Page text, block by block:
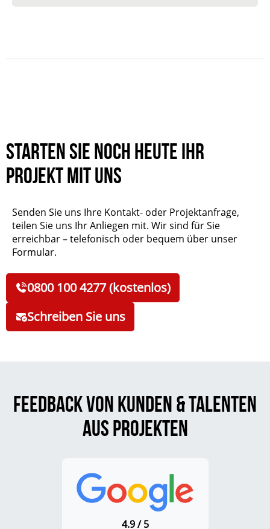
Starten Sie noch heute Ihr
Projekt mit uns
Senden Sie uns Ihre Kontakt- oder Projektanfrage,
teilen Sie uns Ihr Anliegen mit. Wir sind für Sie
erreichbar – telefonisch oder bequem über unser
Formular.
0800 100 4277 (kostenlos)
Schreiben Sie uns
Feedback von Kunden & Talenten
aus Projekten
4.9 / 5